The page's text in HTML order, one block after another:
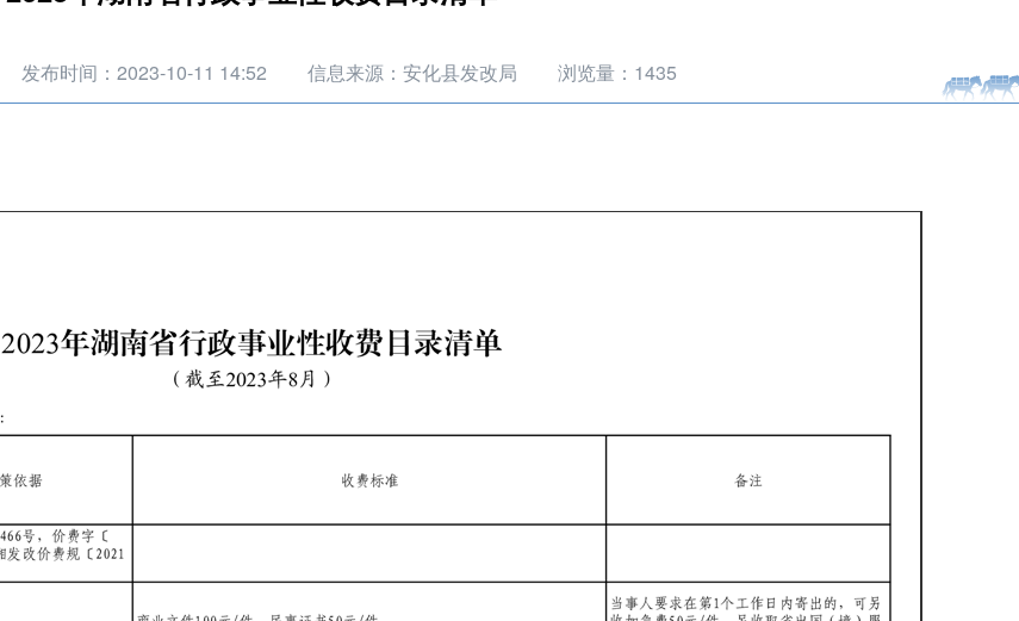
发布时间：2023-10-11 14:52 信息来源：安化县发改局 浏览量： 1435